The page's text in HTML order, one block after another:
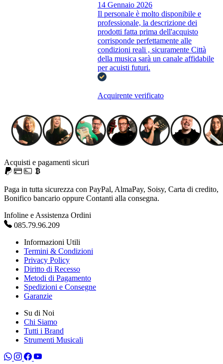
14 Gennaio 2026
Il personale è molto disponibile e
professionale, la descrizione dei
prodotti fatta prima dell'acquisto
corrisponde perfettamente alle
condizioni reali , sicuramente Città
della musica sarà un canale affidabile
per acuisti futuri.
Acquirente verificato
Acquisti e pagamenti sicuri
Paga in tutta sicurezza con PayPal, AlmaPay, Soisy, Carta di credito,
Bonifico bancario oppure Contanti alla consegna.
Infoline e Assistenza Ordini
085.79.96.209
Informazioni Utili
Termini & Condizioni
Privacy Policy
Diritto di Recesso
Metodi di Pagamento
Spedizioni e Consegne
Garanzie
Su di Noi
Chi Siamo
Tutti i Brand
Strumenti Musicali